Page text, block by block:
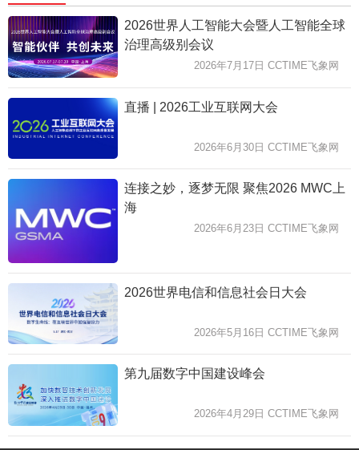
2026世界人工智能大会暨人工智能全球
治理高级别会议
2026年7月17日 CCTIME飞象网
直播 | 2026工业互联网大会
2026年6月30日 CCTIME飞象网
连接之妙，逐梦无限 聚焦2026 MWC上
海
2026年6月23日 CCTIME飞象网
2026世界电信和信息社会日大会
2026年5月16日 CCTIME飞象网
第九届数字中国建设峰会
2026年4月29日 CCTIME飞象网